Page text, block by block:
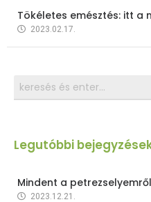
Tökéletes emésztés: itt a
2023.02.17.
Legutóbbi
Mindent a petrezselyemről
2023.12.21.